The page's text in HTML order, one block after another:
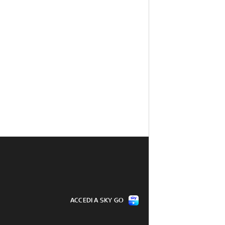
ACCEDI A SKY GO